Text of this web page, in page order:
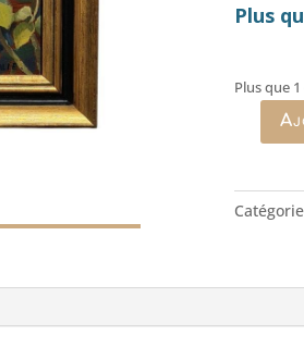
Plus
Plus que
quantité
St
Van